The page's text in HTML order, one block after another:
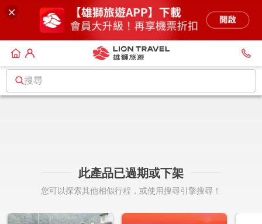
搜尋
此產品已過期或下架
您可以探索其他相似行程，或使用搜尋引擎搜尋！